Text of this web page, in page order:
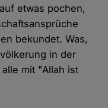
etwas pochen,
bekundet. Was,
in der
mit "Allah ist